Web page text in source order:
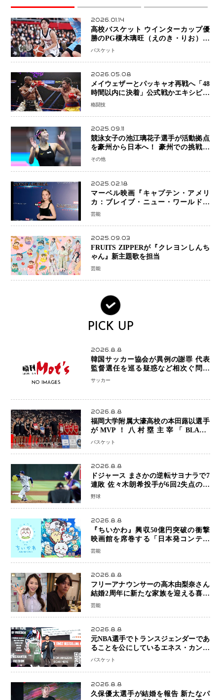
2026.01.14
高校バスケット ウインターカップ優
勝のPG榎木璃旺（えのき・りお）が
プロの現場へ―。
バスケット
2026.05.08
メイウェザーとパッキャオ再戦へ「48
時間以内に決着」公式戦かエキシビシ
ョンか混迷続く
格闘技
2025.09.11
競泳女子の池江璃花子選手が活動拠点
を豪州から日本へ！ 豪州での挑戦を
糧に、28年ロサンゼルス五輪へ再始動
その他
2025.02.18
マーベル映画『キャプテン・アメリ
カ：ブレイブ・ニュー・ワールド』
新ブラック・ウィドウ役のシラ・ハー
芸能
2025.09.03
FRUITS ZIPPERが『クレヨンしんち
ゃん』新主題歌を担当
芸能
PICK UP
2026.8.8
韓国サッカー協会が異例の謝罪 代表
監督選任を巡る疑惑など相次ぐ問題
「組織の刷新」誓う
サッカー
2026.8.8
福岡大学附属大濠高校の本田蕗以選手
がMVP！八村塁主宰「BLACK
SAMURAI SUMMIT 2026」で存在
なった」
バスケット
2026.8.8
ドジャース まさかの逆転サヨナラで7
連敗 佐々木朗希投手が6回2失点の力
投も勝利届かず、大谷翔平は好機で悔
野球
2026.8.8
『ちいかわ』興収50億円突破の衝撃
映画館を席巻する「日本発コンテン
ツ」の強さ スパイダーマン、モアナ
芸能
2026.8.8
フリーアナウンサーの高木由梨奈さん
結婚2周年に新たな家族を迎える喜び
を報告 夫・岸田タツヤさんと連名
芸能
2026.8.8
元NBA選手でトランスジェンダーであ
ることを公にしているエネス・カンタ
ーがWNBAドラフト参戦を表明「参加
の背景に女子スポーツを巡る議論
バスケット
2026.8.8
久保優太選手が結婚を報告 新たなパ